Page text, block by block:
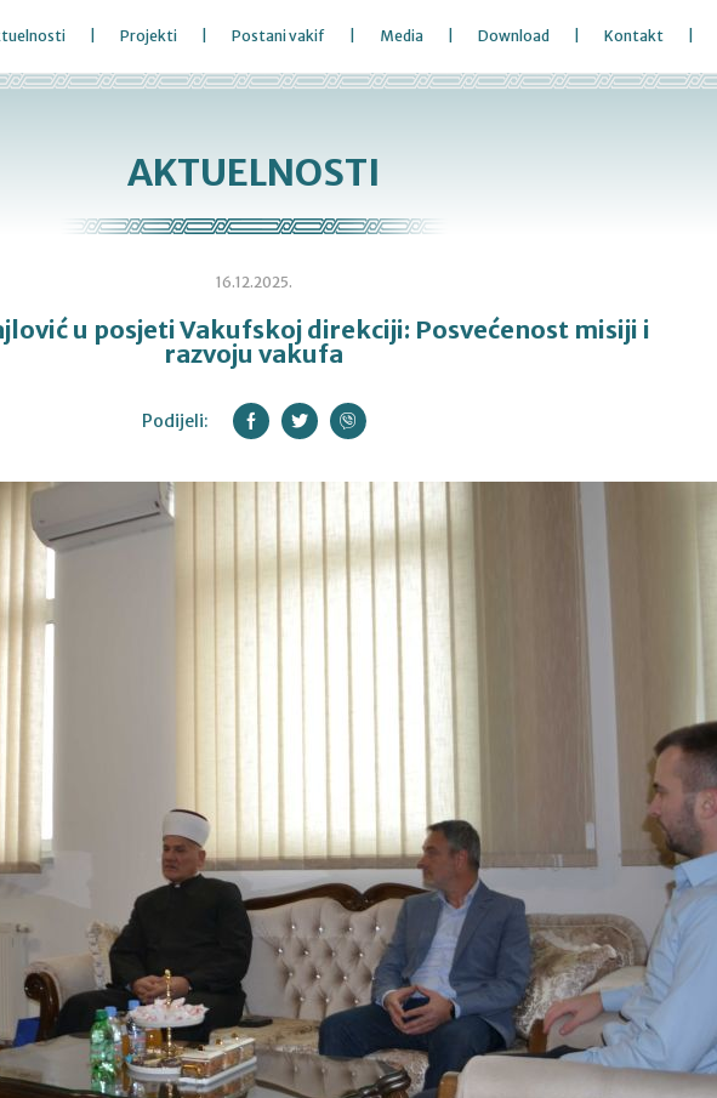
Projekti Postani vakif Media Download Kontakt
AKTUELNOSTI
16.12.2025.
u posjeti Vakufskoj direkciji: Posvećenost misiji i
razvoju vakufa
Podijeli: